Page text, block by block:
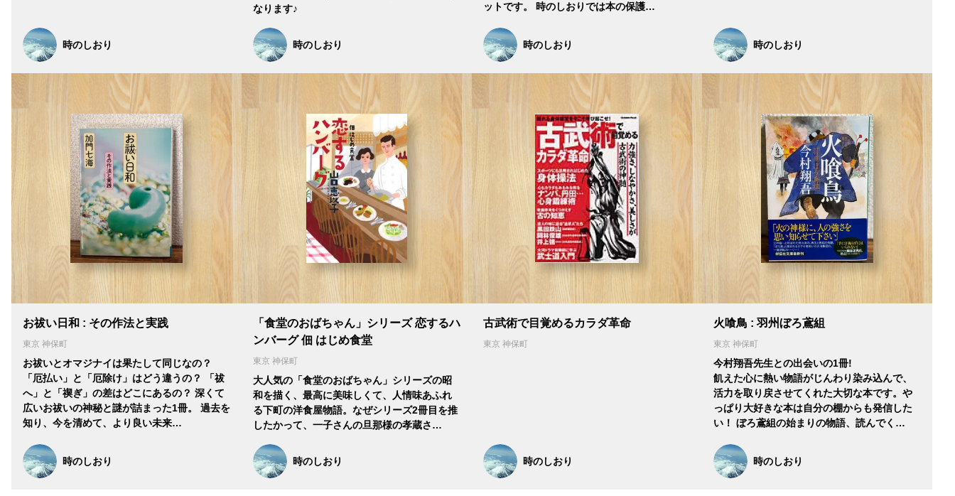
時のしおり
なります♪
時のしおり
ットです。 時のしおりでは本の保護…
時のしおり 時のしおり
お祓い日和 : その作法と実践
東京 神保町
お祓いとオマジナイは果たして同じなの？
「厄払い」と「厄除け」はどう違うの？ 「祓
へ」と「禊ぎ」の差はどこにあるの？ 深くて
広いお祓いの神秘と謎が詰まった1冊。 過去を
知り、今を清めて、より良い未来…
時のしおり
「食堂のおばちゃん」シリーズ 恋するハ
ンバーグ 佃 はじめ食堂
東京 神保町
大人気の「食堂のおばちゃん」シリーズの昭
和を描く、最高に美味しくて、人情味あふれ
る下町の洋食屋物語。なぜシリーズ2冊目を推
したかって、一子さんの旦那様の孝蔵さ…
時のしおり
古武術で目覚めるカラダ革命
東京 神保町
時のしおり
火喰鳥 : 羽州ぼろ鳶組
東京 神保町
今村翔吾先生との出会いの1冊!
飢えた心に熱い物語がじんわり染み込んで、
活力を取り戻させてくれた大切な本です。や
っぱり大好きな本は自分の棚からも発信した
い！ ぼろ鳶組の始まりの物語、読んでく…
時のしおり